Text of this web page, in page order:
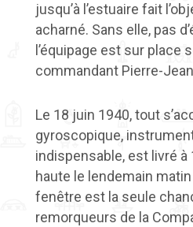
jusqu’à l’estuaire fait
acharné. Sans elle, pas
l’équipage est sur place
commandant Pierre-Jean
Le 18 juin 1940, tout
gyroscopique,
indispensable, est livré à
haute le lendemain
fenêtre est la seule
remorqueurs de la